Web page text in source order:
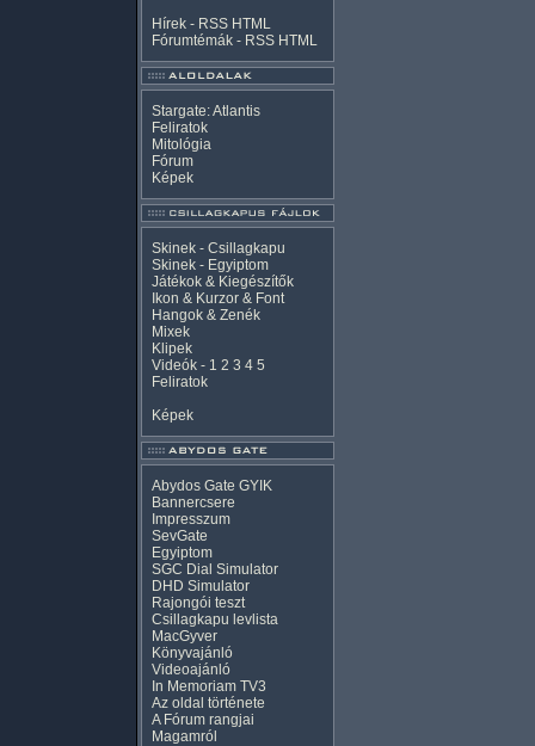
Hírek - RSS HTML
Fórumtémák - RSS HTML
Stargate: Atlantis
Feliratok
Mitológia
Fórum
Képek
Skinek - Csillagkapu
Skinek - Egyiptom
Játékok & Kiegészítők
Ikon & Kurzor & Font
Hangok & Zenék
Mixek
Klipek
Videók - 1 2 3 4 5
Feliratok
Képek
Abydos Gate GYIK
Bannercsere
Impresszum
SevGate
Egyiptom
SGC Dial Simulator
DHD Simulator
Rajongói teszt
Csillagkapu levlista
MacGyver
Könyvajánló
Videoajánló
In Memoriam TV3
Az oldal története
A Fórum rangjai
Magamról